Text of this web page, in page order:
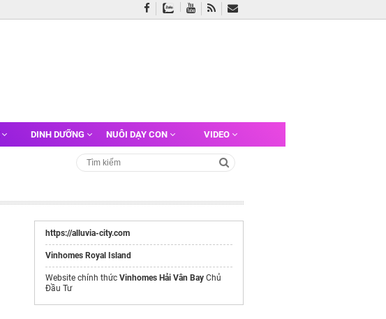
DINH DƯỠNG NUÔI DẠY CON VIDEO
https://alluvia-city.com
Vinhomes Royal Island
Website chính thức Vinhomes Hải Vân Bay Chủ
Đầu Tư